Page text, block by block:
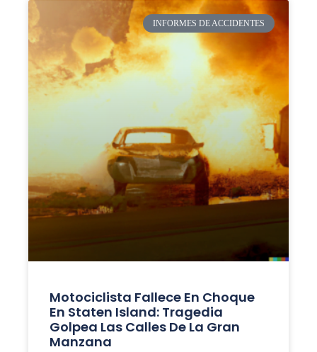
INFORMES DE ACCIDENTES
Motociclista Fallece En Choque
En Staten Island: Tragedia
Golpea Las Calles De La Gran
Manzana